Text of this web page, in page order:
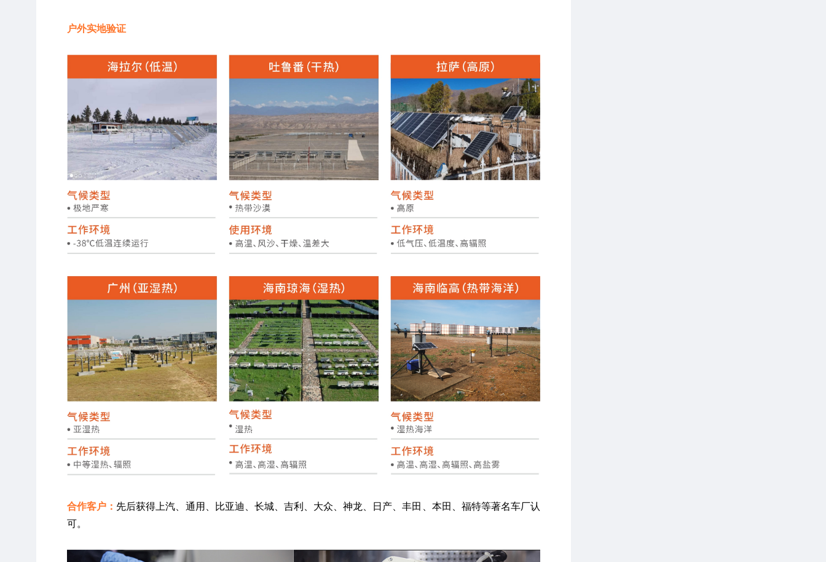
户外实地验证
合作客户： 先后获得上汽、通用、比亚迪、长城、吉利、大众、神龙、日产、丰田、本田、福特等著名车厂认
可。